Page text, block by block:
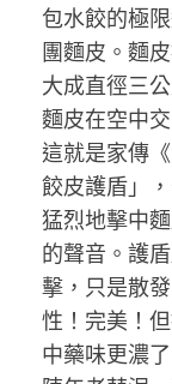
包水餃的極
團麵皮。麵
大成直徑三
麵皮在空中
這就是家傳
餃皮護盾」
猛烈地擊中
的聲音。護
擊，只是散
性！完美！但
中藥味更濃